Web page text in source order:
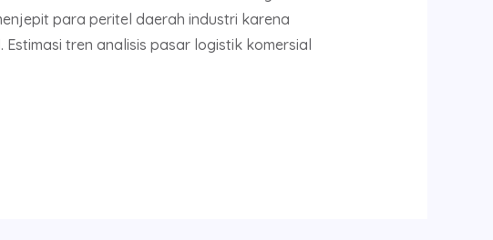
para peritel daerah industri karena
tren analisis pasar logistik komersial